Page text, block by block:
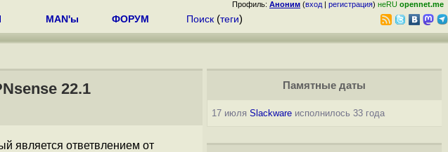
Профиль: Аноним (вход | регистрация) неRU opennet.me
MAN'ы ФОРУМ Поиск (теги)
22.1
является ответвлением от
Памятные даты
17 июля Slackwareисполнилось 33 года